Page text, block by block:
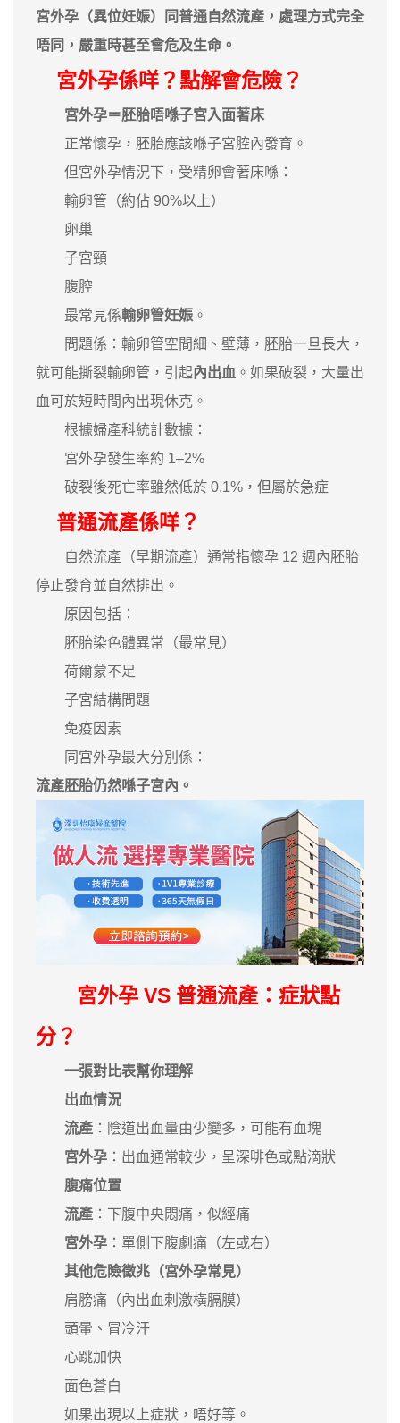
宮外孕（異位妊娠）同普通自然流產，處理方式完全
唔同，嚴重時甚至會危及生命。
宮外孕係咩？點解會危險？
宮外孕＝胚胎唔喺子宮入面著床
正常懷孕，胚胎應該喺子宮腔內發育。
但宮外孕情況下，受精卵會著床喺：
輸卵管（約佔 90%以上）
卵巢
子宮頸
腹腔
最常見係輸卵管妊娠 。
問題係：輸卵管空間細、壁薄，胚胎一旦長大，
就可能撕裂輸卵管，引起內出血 。如果破裂，大量出
血可於短時間內出現休克。
根據婦產科統計數據：
宮外孕發生率約 1–2%
破裂後死亡率雖然低於 0.1%，但屬於急症
普通流產係咩？
自然流產（早期流產）通常指懷孕 12 週內胚胎
停止發育並自然排出。
原因包括：
胚胎染色體異常（最常見）
荷爾蒙不足
子宮結構問題
免疫因素
同宮外孕最大分別係：
流產胚胎仍然喺子宮內。
宮外孕 VS 普通流產：症狀點
分？
一張對比表幫你理解
出血情況
流產 ：陰道出血量由少變多，可能有血塊
宮外孕 ：出血通常較少，呈深啡色或點滴狀
腹痛位置
流產 ：下腹中央悶痛，似經痛
宮外孕 ：單側下腹劇痛（左或右）
其他危險徵兆（宮外孕常見）
肩膀痛（內出血刺激橫膈膜）
頭暈、冒冷汗
心跳加快
面色蒼白
如果出現以上症狀，唔好等。